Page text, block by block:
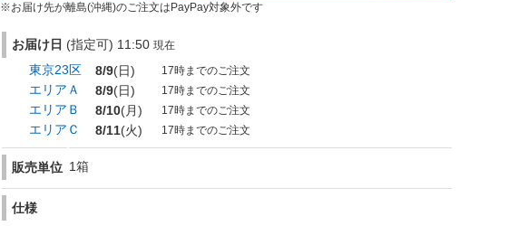
※お届け先が離島(沖縄)のご注文はPayPay対象外です
お届け日 (指定可) 11:50 現在
東京23区 8/9(日) 17時までのご注文
エリアＡ 8/9(日) 17時までのご注文
エリアＢ 8/10(月) 17時までのご注文
エリアＣ 8/11(火) 17時までのご注文
販売単位 1箱
仕様